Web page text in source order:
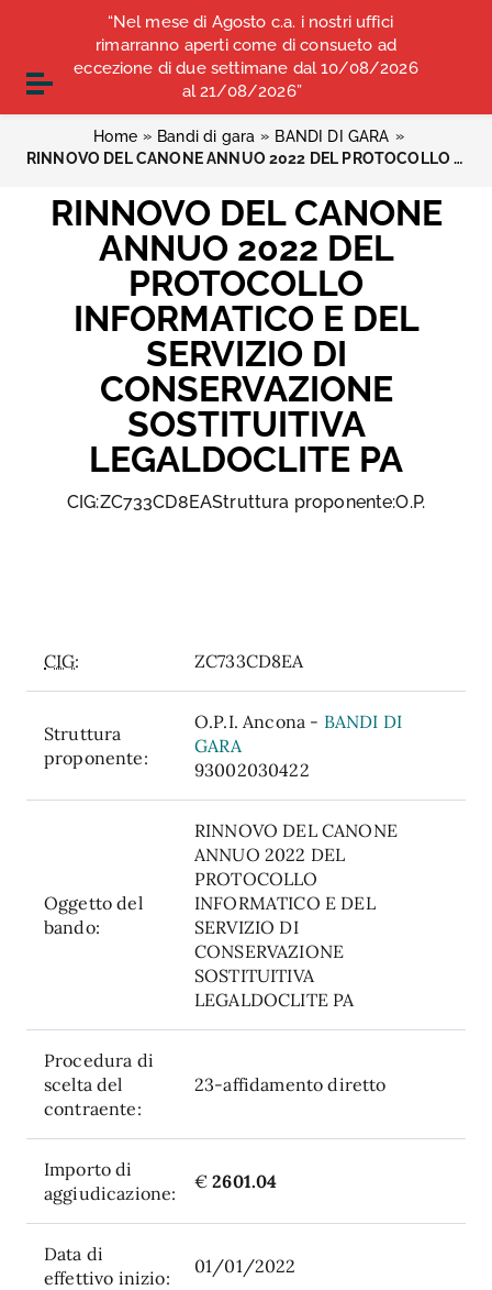
Vai ai contenuti
Vai al menu di navigazione
Vai al footer
COMUNICATI STAMPA ALBO OPI ANCONA
CONVENZIONI
Attiva / disattiva la navigazione
Home » Bandi di gara » BANDI DI GARA »
RINNOVO DEL CANONE ANNUO 2022 DEL PROTOCOLLO INFORMATICO E DEL SERVIZIO DI CONSERVAZIONE SOSTITUITIVA LEGALDOCLITE PA
RINNOVO DEL CANONE
ANNUO 2022 DEL
PROTOCOLLO
INFORMATICO E DEL
SERVIZIO DI
CONSERVAZIONE
SOSTITUITIVA
LEGALDOCLITE PA
CIG:ZC733CD8EAStruttura proponente:O.P.
CIG: ZC733CD8EA
Struttura
proponente:
O.P.I. Ancona - BANDI DI
GARA
93002030422
Oggetto del
bando:
RINNOVO DEL CANONE
ANNUO 2022 DEL
PROTOCOLLO
INFORMATICO E DEL
SERVIZIO DI
CONSERVAZIONE
SOSTITUITIVA
LEGALDOCLITE PA
Procedura di
scelta del
contraente:
23-affidamento diretto
Importo di
aggiudicazione:
€2601.04
Data di
effettivo inizio:
01/01/2022
“Nel mese di Agosto c.a. i nostri uffici
rimarranno aperti come di consueto ad
eccezione di due settimane dal 10/08/2026
al 21/08/2026”